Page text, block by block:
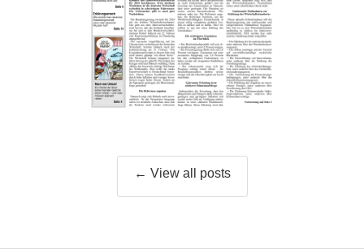
← View all posts